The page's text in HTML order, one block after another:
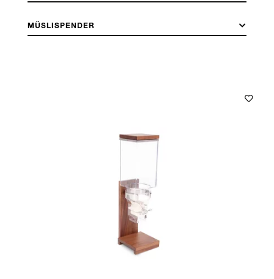
MÜSLISPENDER